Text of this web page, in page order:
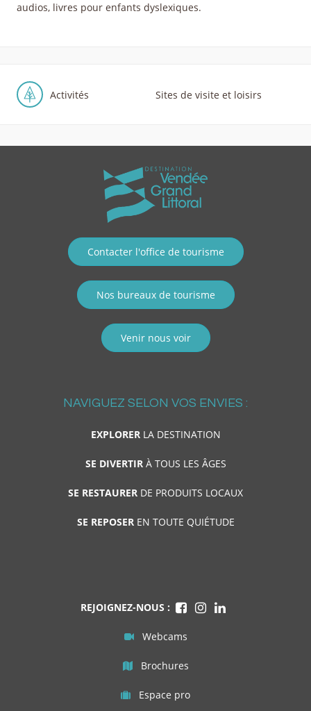
audios, livres pour enfants dyslexiques.
Activités Sites de visite et loisirs
Contacter l'office de tourisme
Nos bureaux de tourisme
Venir nous voir
NAVIGUEZ SELON VOS ENVIES :
EXPLORERLA DESTINATION
SE DIVERTIRÀ TOUS LES ÂGES
SE RESTAURER DE PRODUITS LOCAUX
SE REPOSEREN TOUTE QUIÉTUDE
REJOIGNEZ-NOUS :
Webcams
Brochures
Espace pro